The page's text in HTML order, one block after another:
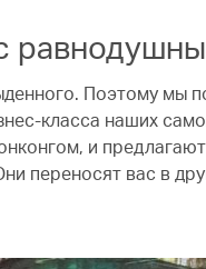
Поэтому мы
класса наших
и
переносят вас в